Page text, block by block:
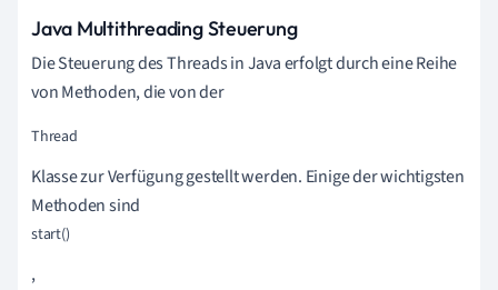
Java Multithreading Steuerung
Die Steuerung des Threads in Java erfolgt durch eine Reihe
von Methoden, die von der
Thread
Klasse zur Verfügung gestellt werden. Einige der wichtigsten
Methoden sind
start()
,